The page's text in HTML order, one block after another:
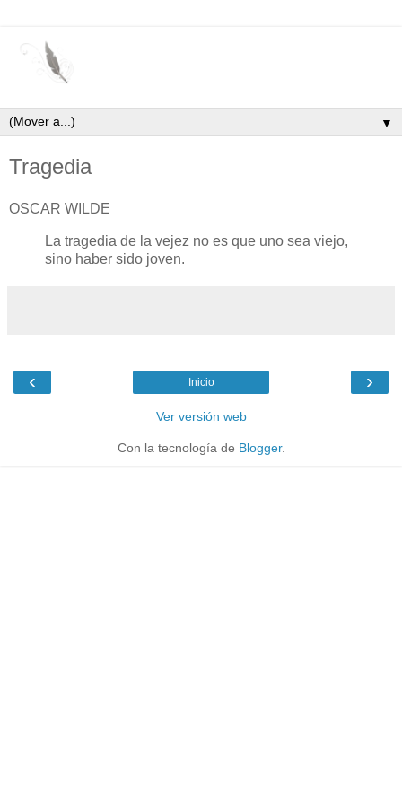
▼
Tragedia
OSCAR WILDE
La tragedia de la vejez no es que uno sea viejo,
sino haber sido joven.
‹ ›
Inicio
Ver versión web
Con la tecnología de Blogger.